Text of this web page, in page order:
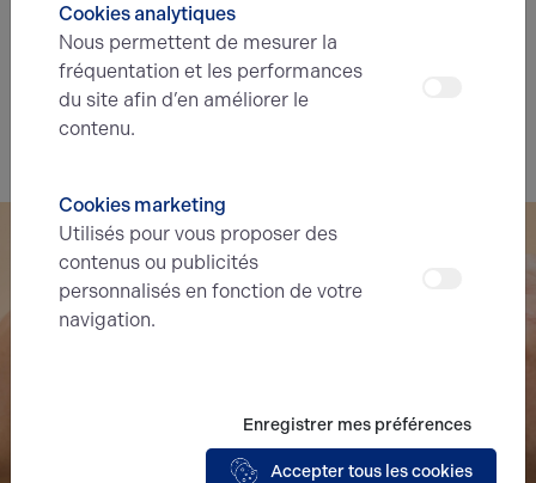
B C D E
Indice d'émission de gaz à effet de serre
Diagnostic GES en cours
Cookies analytiques
Nous permettent de mesurer la
fréquentation et les performances
du site afin d’en améliorer le
contenu.
Cookies marketing
Utilisés pour vous proposer des
contenus ou publicités
personnalisés en fonction de votre
navigation.
Enregistrer mes préférences
Accepter tous les cookies